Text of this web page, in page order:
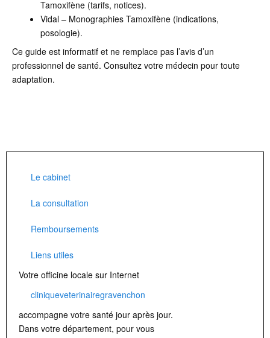
Tamoxifène (tarifs, notices).
Vidal – Monographies Tamoxifène (indications,
posologie).
Ce guide est informatif et ne remplace pas l’avis d’un
professionnel de santé. Consultez votre médecin pour toute
adaptation.
Le cabinet
La consultation
Remboursements
Liens utiles
Votre officine locale sur Internet
cliniqueveterinairegravenchon
accompagne votre santé jour après jour.
Dans votre département, pour vous